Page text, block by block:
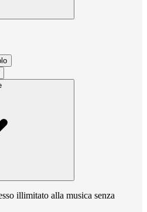
illimitato alla musica senza